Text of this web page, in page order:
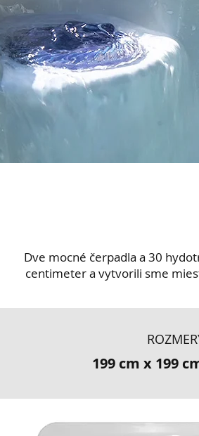
Dve mocné čerpadla a 30
centimeter a vytvorili sme
199 cm x 199